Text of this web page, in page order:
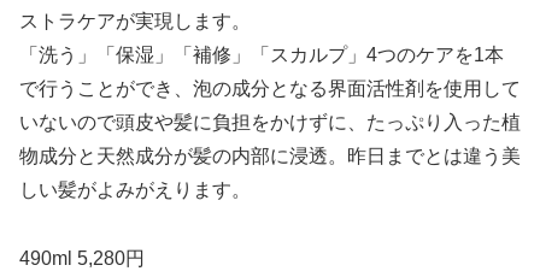
ストラケアが実現します。
「洗う」「保湿」「補修」「スカルプ」4つのケアを1本
で行うことができ、泡の成分となる界面活性剤を使用して
いないので頭皮や髪に負担をかけずに、たっぷり入った植
物成分と天然成分が髪の内部に浸透。昨日までとは違う美
しい髪がよみがえります。
490ml 5,280円